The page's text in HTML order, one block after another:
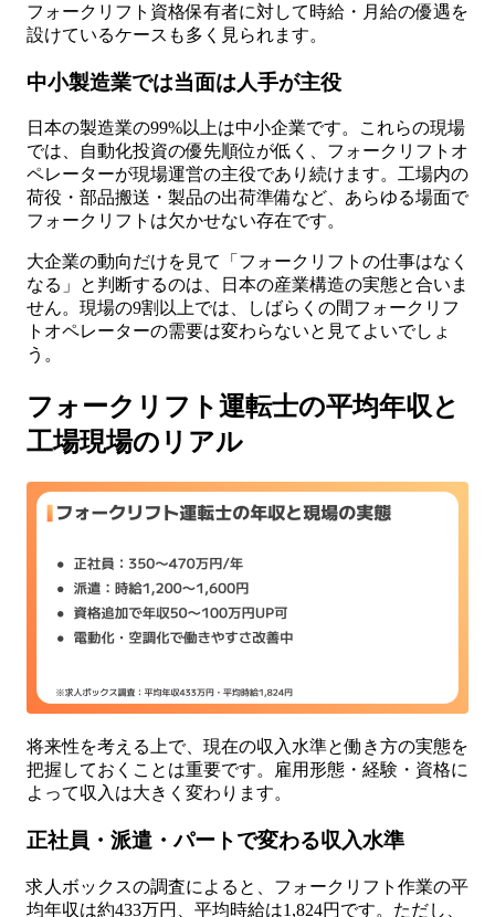
フォークリフト資格保有者に対して時給・月給の優遇を
設けているケースも多く見られます。
中小製造業では当面は人手が主役
日本の製造業の99%以上は中小企業です。これらの現場
では、自動化投資の優先順位が低く、フォークリフトオ
ペレーターが現場運営の主役であり続けます。工場内の
荷役・部品搬送・製品の出荷準備など、あらゆる場面で
フォークリフトは欠かせない存在です。
大企業の動向だけを見て「フォークリフトの仕事はなく
なる」と判断するのは、日本の産業構造の実態と合いま
せん。現場の9割以上では、しばらくの間フォークリフ
トオペレーターの需要は変わらないと見てよいでしょ
う。
フォークリフト運転士の平均年収と
工場現場のリアル
将来性を考える上で、現在の収入水準と働き方の実態を
把握しておくことは重要です。雇用形態・経験・資格に
よって収入は大きく変わります。
正社員・派遣・パートで変わる収入水準
求人ボックスの調査によると、フォークリフト作業の平
均年収は約433万円、平均時給は1,824円です。ただし、